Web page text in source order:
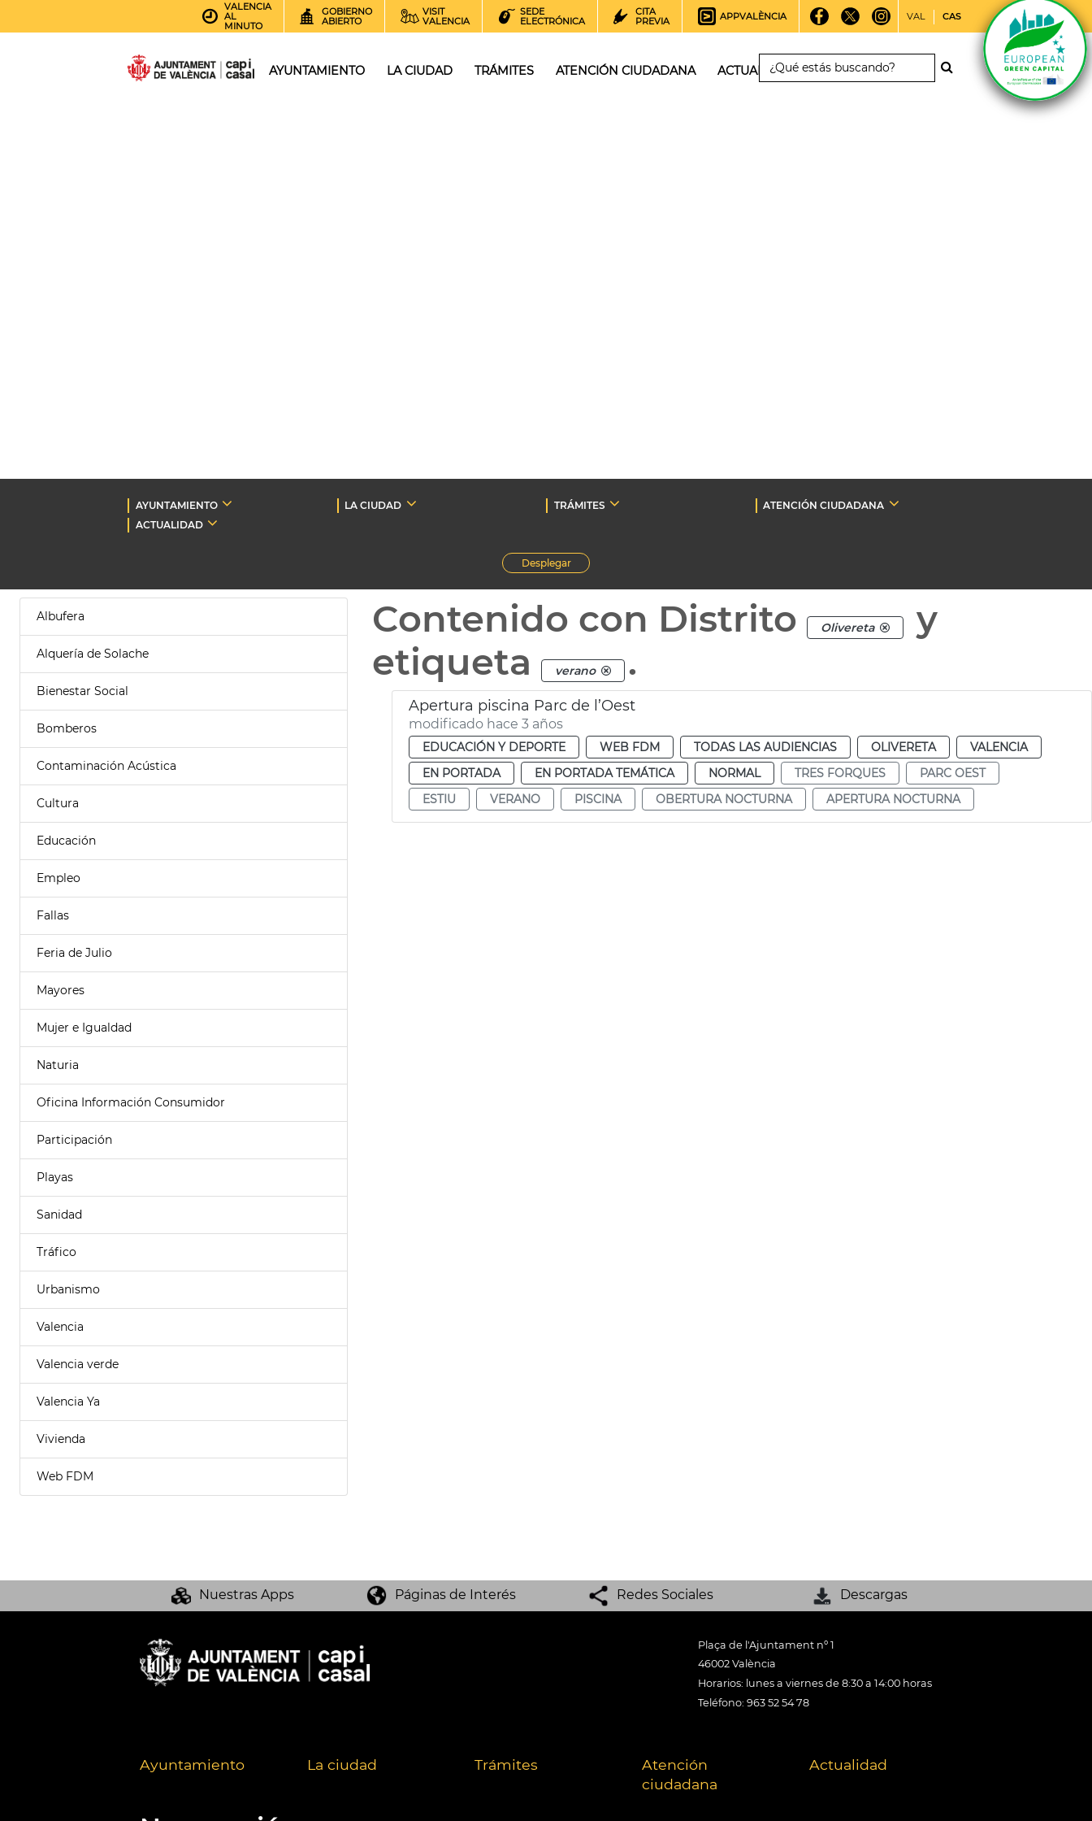
VALENCIA
AL
MINUTO
GOBIERNO
ABIERTO
VISIT
VALENCIA
SEDE
ELECTRÓNICA
CITA
PREVIA
APPVALÈNCIA VAL CAS
AYUNTAMIENTO LA CIUDAD TRÁMITES ATENCIÓN CIUDADANA ACTUALIDAD
AYUNTAMIENTO LA CIUDAD TRÁMITES
ATENCIÓN CIUDADANA
ACTUALIDAD
Desplegar
Albufera
Alquería de Solache
Bienestar Social
Bomberos
Contaminación Acústica
Cultura
Educación
Empleo
Fallas
Feria de Julio
Mayores
Mujer e Igualdad
Naturia
Oficina Información Consumidor
Participación
Playas
Sanidad
Tráfico
Urbanismo
Valencia
Valencia verde
Valencia Ya
Vivienda
Web FDM
Contenido con Distrito Olivereta
y
etiqueta
verano .
Apertura piscina Parc de l’Oest
modificado hace 3 años
EDUCACIÓN Y DEPORTE WEB FDM TODAS LAS AUDIENCIAS OLIVERETA
VALENCIA
EN PORTADA
EN PORTADA TEMÁTICA NORMAL TRES FORQUES
PARC OEST
ESTIU
VERANO PISCINA OBERTURA NOCTURNA APERTURA NOCTURNA
Nuestras Apps Páginas de Interés Redes Sociales Descargas
Plaça de l'Ajuntament nº 1
46002 València
Horarios: lunes a viernes de 8:30 a 14:00 horas
Teléfono: 963 52 54 78
Ayuntamiento La ciudad Trámites
Atención
ciudadana
Actualidad